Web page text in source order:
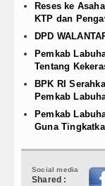
Reses ke
KTP dan
DPD
Pemkab
Tentang
BPK RI
Pemkab
Pemkab
Guna
Social media
Shared :